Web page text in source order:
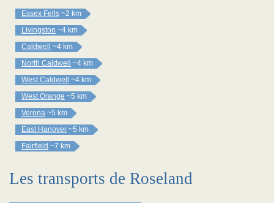
Essex Fells ~2 km
Livingston ~4 km
Caldwell
~4 km
North Caldwell
~4 km
West Caldwell
~4 km
West Orange ~5 km
Verona ~5 km
East Hanover ~5 km
Fairfield ~7 km
Les transports de Roseland